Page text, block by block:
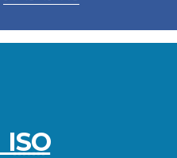
ISO